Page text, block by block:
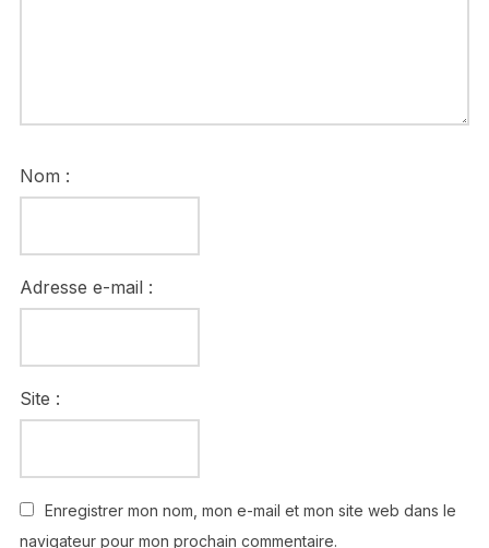
Nom :
Adresse e-mail :
Site :
Enregistrer mon nom, mon e-mail et mon site web dans le
navigateur pour mon prochain commentaire.